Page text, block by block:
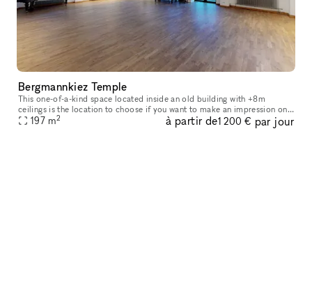
Bergmannkiez Temple
This one-of-a-kind space located inside an old building with +8m
ceilings is the location to choose if you want to make an impression on
your visitors. The church-like layout of the windows, decorate
197 m2 à partir de1 200 € par jour